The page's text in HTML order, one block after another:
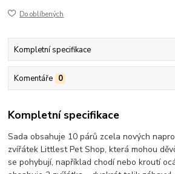
Do oblíbených
Kompletní specifikace
Komentáře 0
Kompletní specifikace
Sada obsahuje 10 párů zcela nových
zvířátek Littlest Pet Shop, která mohou
se pohybují, například chodí nebo kroutí